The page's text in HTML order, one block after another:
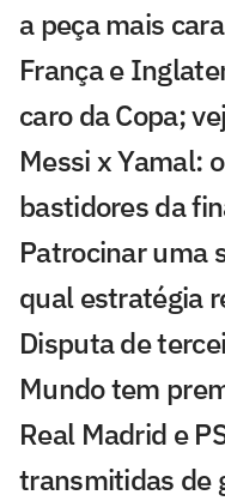
a peça mais
França e
caro da Copa;
Messi x Yamal:
bastidores da
Patrocinar uma
qual estratégia
Disputa de
Mundo tem
Real Madrid e
transmitidas de